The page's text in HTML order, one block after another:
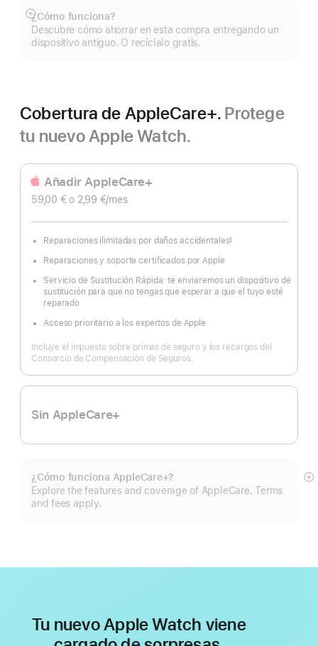
¿Cómo funciona?
Descubre cómo ahorrar en esta compra entregando un
dispositivo antiguo. O recíclalo gratis.
Mostrar
más
Cobertura de AppleCare+. Protege
tu nuevo Apple Watch.
Añadir AppleCare+
59,00 € o 2,99 €/mes
Reparaciones ilimitadas por daños accidentales
Nota
pie
§
Reparaciones y soporte certificados por Apple
Servicio de Sustitución Rápida: te enviaremos un dispositivo de
sustitución para que no tengas que esperar a que el tuyo esté
reparado
Acceso prioritario a los expertos de Apple
Incluye el impuesto sobre primas de seguro y los recargos del
Consorcio de Compensación de Seguros.
Sin AppleCare+
¿Cómo funciona AppleCare+?
Explore the features and coverage of AppleCare. Terms
and fees apply.
Tu nuevo Apple Watch viene